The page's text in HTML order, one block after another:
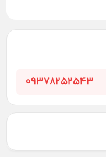
09378252543